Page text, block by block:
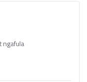
ngafula